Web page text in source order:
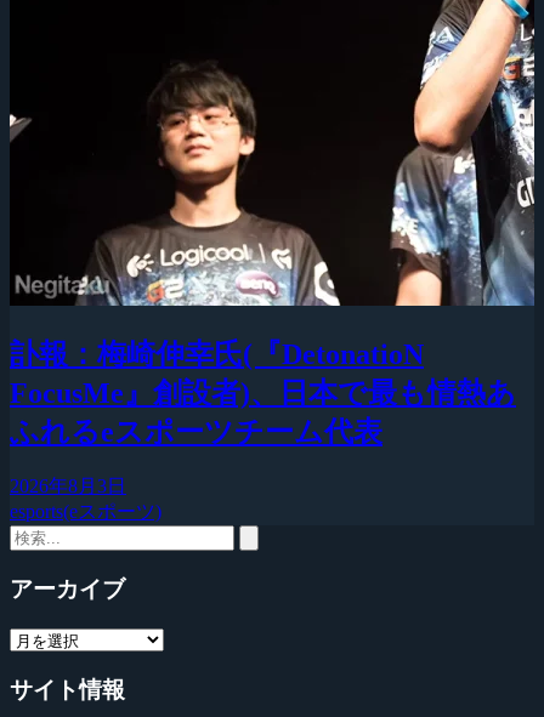
訃報：梅崎伸幸氏(『DetonatioN
FocusMe』創設者)、日本で最も情熱あ
ふれるeスポーツチーム代表
2026年8月3日
esports(eスポーツ)
アーカイブ
サイト情報